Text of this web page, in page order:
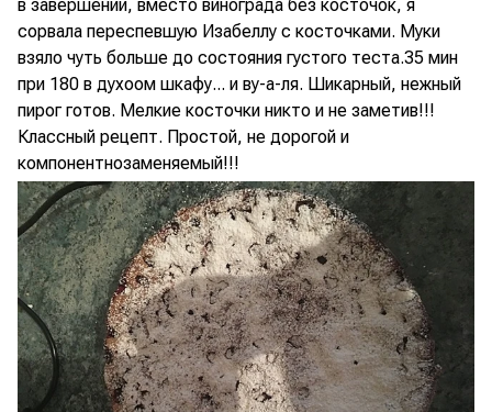
в завершении, вместо винограда без косточок, я
сорвала переспевшую Изабеллу с косточками. Муки
взяло чуть больше до состояния густого теста.35 мин
при 180 в духоом шкафу... и ву-а-ля. Шикарный, нежный
пирог готов. Мелкие косточки никто и не заметив!!!
Классный рецепт. Простой, не дорогой и
компонентнозаменяемый!!!